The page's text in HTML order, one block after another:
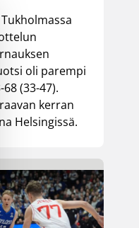
oli parempi
68 (33-47).
kerran
Helsingissä.